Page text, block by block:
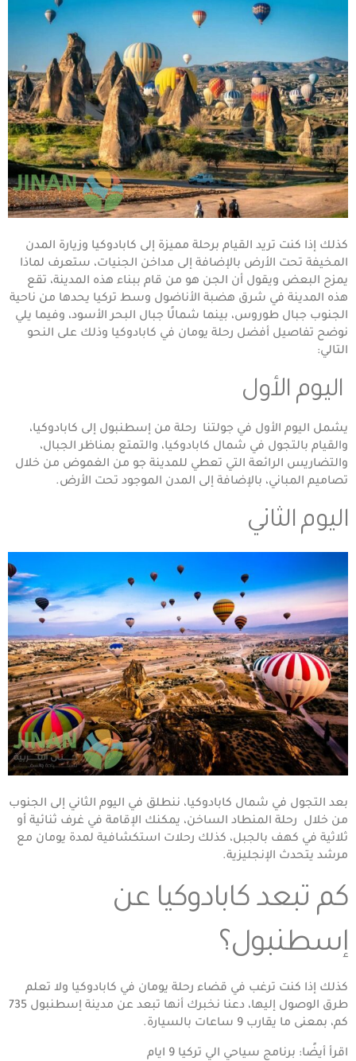
كذلك إذا كنت تريد القيام برحلة مميزة إلى كابادوكيا وزيارة المدن
المخيفة تحت الأرض بالإضافة إلى مداخن الجنيات، ستعرف لماذا
يمزح البعض ويقول أن الجن هو من قام ببناء هذه المدينة، تقع
هذه المدينة في شرق هضبة الأناضول وسط تركيا يحدها من ناحية
الجنوب جبال طوروس، بينما شمالًا جبال البحر الأسود، وفيما يلي
نوضح تفاصيل أفضل رحلة يومان في كابادوكيا وذلك على النحو
التالي:
اليوم الأول
يشمل اليوم الأول في جولتنا رحلة من إسطنبول إلى كابادوكيا،
والقيام بالتجول في شمال كابادوكيا، والتمتع بمناظر الجبال،
والتضاريس الرائعة التي تعطي للمدينة جو من الغموض من خلال
تصاميم المباني، بالإضافة إلى المدن الموجود تحت الأرض.
اليوم الثاني
بعد التجول في شمال كابادوكيا، ننطلق في اليوم الثاني إلى الجنوب
من خلال رحلة المنطاد الساخن، يمكنك الإقامة في غرف ثنائية أو
ثلاثية في كهف بالجبل، كذلك رحلات استكشافية لمدة يومان مع
مرشد يتحدث الإنجليزية.
كم تبعد كابادوكيا عن
إسطنبول؟
كذلك إذا كنت ترغب في قضاء رحلة يومان في كابادوكيا ولا تعلم
طرق الوصول إليها، دعنا نخبرك أنها تبعد عن مدينة إسطنبول 735
كم، بمعنى ما يقارب 9 ساعات بالسيارة.
اقرأ أيضًا: برنامج سياحي الي تركيا 9 ايام